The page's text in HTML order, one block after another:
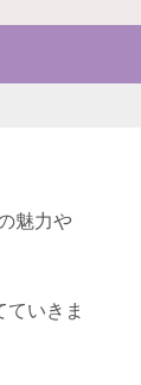
魅力や
いきま